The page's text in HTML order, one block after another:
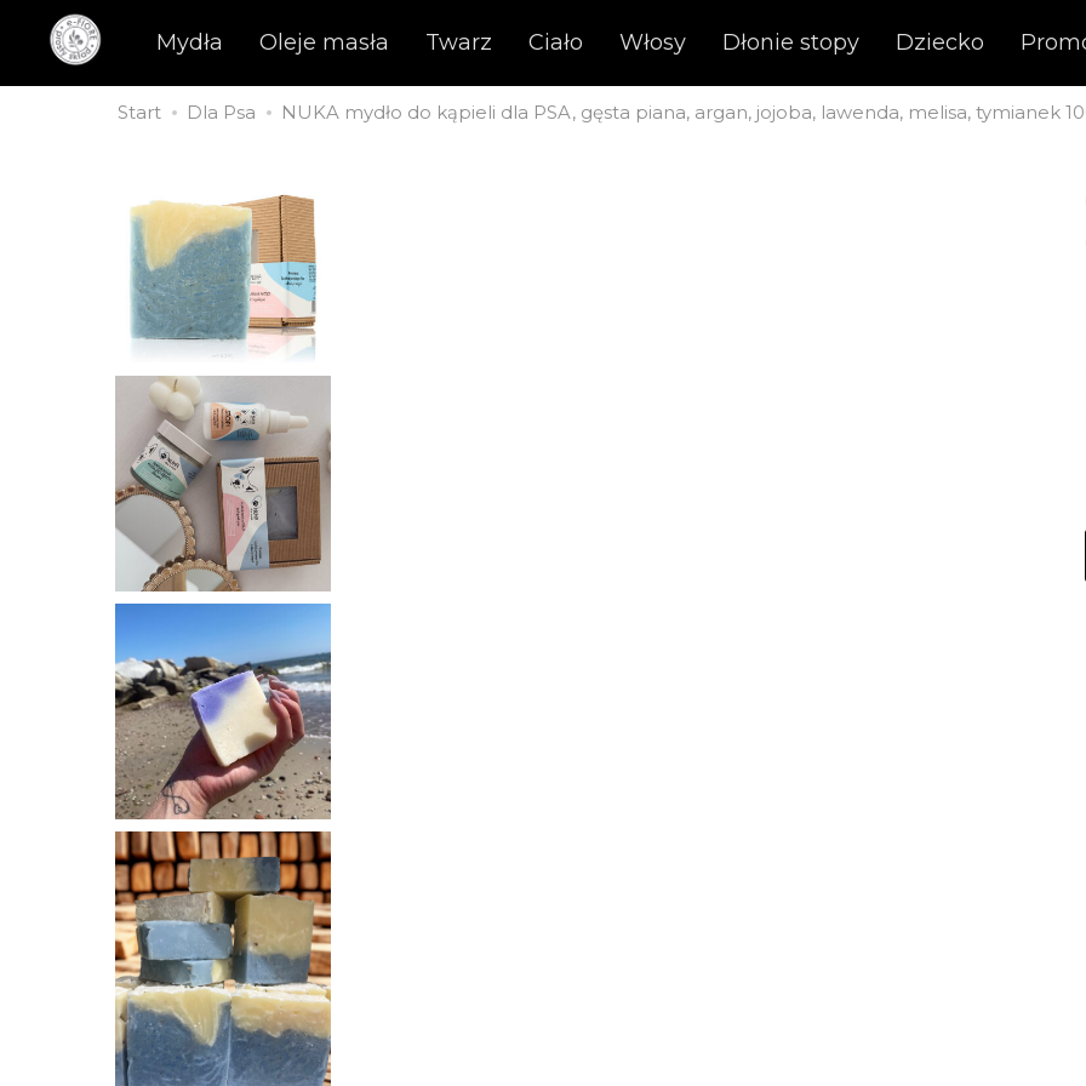
Mydła Oleje masła Twarz Ciało Włosy Dłonie stopy Dziecko
Start Dla Psa NUKA mydło do kąpieli dla PSA, gęsta piana, argan, jojoba, lawenda, melisa, tymianek